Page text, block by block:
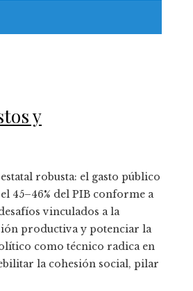
y
robusta: el gasto público
45–46% del PIB conforme a
vinculados a la
productiva y potenciar la
como técnico radica en
la cohesión social, pilar